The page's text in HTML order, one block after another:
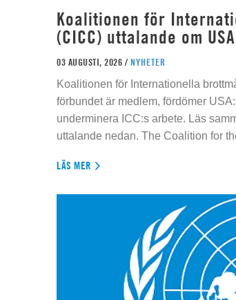
Koalitionen för
(CICC) uttalande om
03 AUGUSTI, 2026 / NYHETER
Koalitionen för Internationella
förbundet är medlem, fördömer
underminera ICC:s arbete. Läs
uttalande nedan. The Coalition for
LÄS MER